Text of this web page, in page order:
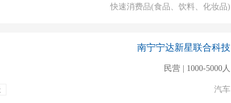
快速消费品(食品、饮料、化妆品)
南宁宁达新星联合科技
民营 | 1000-5000人
汽车